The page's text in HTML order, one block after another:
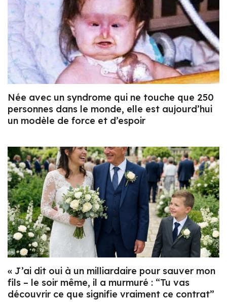
Née avec un syndrome qui ne touche que 250
personnes dans le monde, elle est aujourd’hui
un modèle de force et d’espoir
« J’ai dit oui à un milliardaire pour sauver mon
fils – le soir même, il a murmuré : “Tu vas
découvrir ce que signifie vraiment ce contrat”